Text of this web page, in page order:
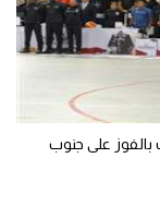
بالفوز على جنوب